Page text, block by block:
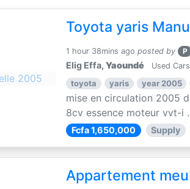
Toyota yaris
1 hour 38mins ago posted by P
Elig Effa,Yaoundé Used
toyota yaris year 2005
mise en circulation 2005
8cv essence moteur vvt-i
Fcfa 1,650,000 Supply
Appartement